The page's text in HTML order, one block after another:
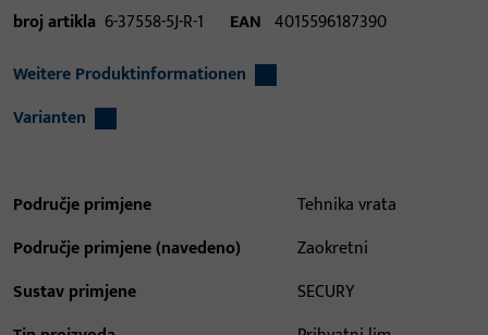
broj artikla 6-37558-5J-R-1 EAN 4015596187390
Weitere Produktinformationen
Varianten
Područje primjene
Tehnika vrata
Područje primjene (navedeno)
Zaokretni
Sustav primjene
SECURY